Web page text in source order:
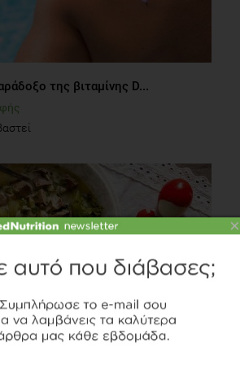
της βιταμίνης D...
×